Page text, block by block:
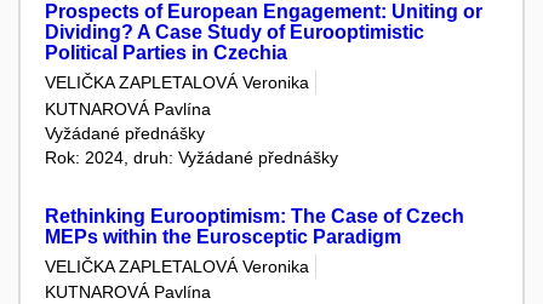
Prospects of European Engagement: Uniting or
Dividing? A Case Study of Eurooptimistic
Political Parties in Czechia
VELIČKA ZAPLETALOVÁ Veronika
KUTNAROVÁ Pavlína
Vyžádané přednášky
Rok: 2024, druh: Vyžádané přednášky
Rethinking Eurooptimism: The Case of Czech
MEPs within the Eurosceptic Paradigm
VELIČKA ZAPLETALOVÁ Veronika
KUTNAROVÁ Pavlína